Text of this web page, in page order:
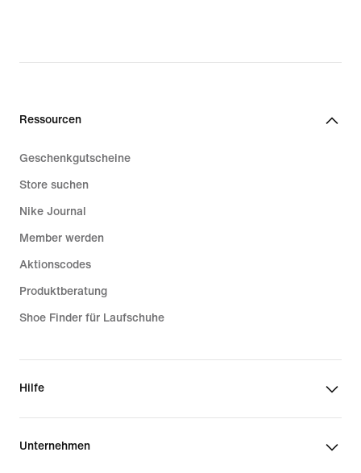
94,99 €
119,99 €
Ressourcen
Geschenkgutscheine
Store suchen
Nike Journal
Member werden
Aktionscodes
Produktberatung
Shoe Finder für Laufschuhe
Hilfe
Unternehmen